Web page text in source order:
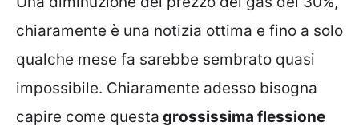
chiaramente è una notizia ottima e fino a solo
qualche mese fa sarebbe sembrato quasi
impossibile. Chiaramente adesso bisogna
capire come questa grossissima flessione